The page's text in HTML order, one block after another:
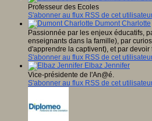
Professeur des Ecoles
S'abonner au flux RSS de cet
Dumont Charlotte
Passionnée par les enjeux éducatifs,
enseignants dans la famille), par
d'apprendre la captivent), et par
S'abonner au flux RSS de cet
Elbaz Jennifer
Vice-présidente de l'An@é.
S'abonner au flux RSS de cet